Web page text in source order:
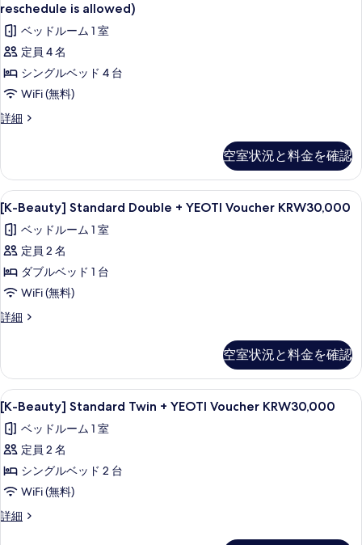
る
べ
て
の
写
真
を
す
る
(1
is
allowed)
詳
細
Quadruple
Room
-
Non-
Refundable
(1
allowed)
の
す
べ
て
の
写
真
示
す
る
reschedule is allowed)
ベッドルーム 1 室
定員 4 名
シングルベッド 4 台
WiFi (無料)
詳細
[Early
-
Non-
Refundable
(1
reschedule
is
allowed)
の
詳
空室状況と料金を確認
[K-
Beauty]
Standard
Double
+
YEOTI
Voucher
KRW30,000
す
べ
て
の
写
真
を
表
セーフティボックス (室内)、デスク
9
[K-Beauty] Standard Double + YEOTI Voucher KRW30,000
ベッドルーム 1 室
定員 2 名
ダブルベッド 1 台
WiFi (無料)
詳細
[K-
+
YEOTI
Voucher
KRW30,000
の
詳
空室状況と料金を確認
[K-
Beauty]
Standard
Twin
+
YEOTI
Voucher
KRW30,000
セーフティボックス (室内)、デスク
7
[K-Beauty] Standard Twin + YEOTI Voucher KRW30,000
ベッドルーム 1 室
定員 2 名
シングルベッド 2 台
WiFi (無料)
詳細
[K-